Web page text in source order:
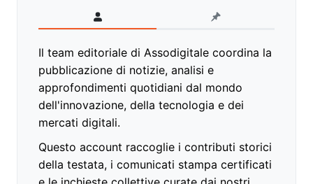
Il team editoriale di Assodigitale coordina la
pubblicazione di notizie, analisi e
approfondimenti quotidiani dal mondo
dell'innovazione, della tecnologia e dei
mercati digitali.
Questo account raccoglie i contributi storici
della testata, i comunicati stampa certificati